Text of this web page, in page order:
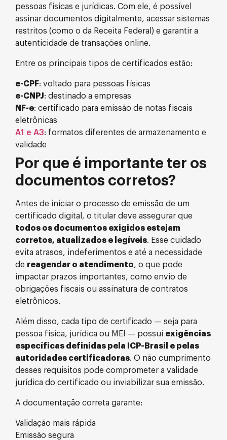
pessoas físicas e jurídicas. Com ele, é possível
assinar documentos digitalmente, acessar sistemas
restritos (como o da Receita Federal) e garantir a
autenticidade de transações online.
Entre os principais tipos de certificados estão:
e-CPF: voltado para pessoas físicas
e-CNPJ: destinado a empresas
NF-e: certificado para emissão de notas fiscais
eletrônicas
A1 e A3: formatos diferentes de armazenamento e
validade
Por que é importante ter os
documentos corretos?
Antes de iniciar o processo de emissão de um
certificado digital, o titular deve assegurar que
todos os documentos exigidos estejam
corretos, atualizados e legíveis. Esse cuidado
evita atrasos, indeferimentos e até a necessidade
de reagendar o atendimento, o que pode
impactar prazos importantes, como envio de
obrigações fiscais ou assinatura de contratos
eletrônicos.
Além disso, cada tipo de certificado — seja para
pessoa física, jurídica ou MEI — possui exigências
específicas definidas pela ICP-Brasil e pelas
autoridades certificadoras. O não cumprimento
desses requisitos pode comprometer a validade
jurídica do certificado ou inviabilizar sua emissão.
A documentação correta garante:
Validação mais rápida
Emissão segura